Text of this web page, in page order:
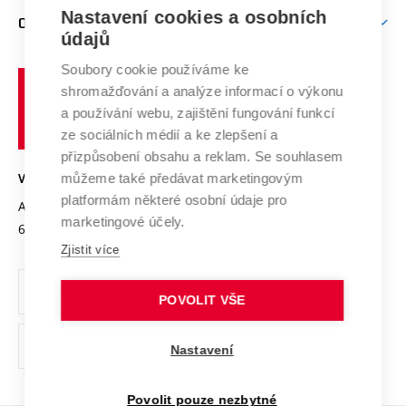
E-přihláška
Doktorské studium
Podpora podnikání
Mezinárodní vědecká rada
Systém zajišťování kvality výzkumu
Výzkumné infrastruktury
Transfer znalostí
Open Science
Projekty
Projekty ze strukturálních fondů
Specifický výzkum
Zahraniční spolupráce
Spolupráce se školami
Služby univerzity
Mezinárodní dohody
Univerzitní sítě
O UNIVERZITĚ
Profil univerzity
Udržitelná univerzita
Podnikavá univerzita / ContriBUTe
Bezpečná univerzita
Vyznamenání
Organizační struktura
Ochrana osobních údajů
odkaz)
učení
technické
VYSOKÉ UČENÍ TECHNICKÉ V BRNĚ
Antonínská 548/1
602 00 Brno
www.vut.cz
vut@vutbr.cz
Nastavení cookies a osobních
údajů
Soubory cookie používáme ke
shromažďování a analýze informací o výkonu
a používání webu, zajištění fungování funkcí
ze sociálních médií a ke zlepšení a
přizpůsobení obsahu a reklam. Se souhlasem
můžeme také předávat marketingovým
platformám některé osobní údaje pro
marketingové účely.
Zjistit více
POVOLIT VŠE
Nastavení
Povolit pouze nezbytné